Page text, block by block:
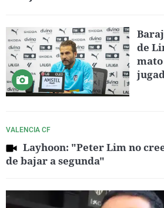
de
VALENCIA CF
Layhoon: "Peter Lim no
de bajar a segunda"